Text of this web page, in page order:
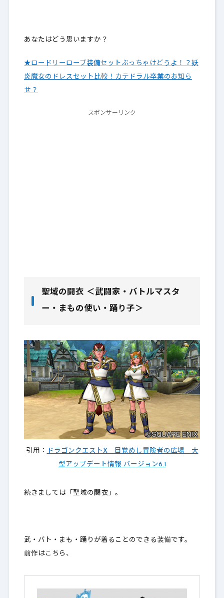
あなたはどう思いますか？
★ロードリーローブ装備セットぶっちゃけどうよ！？妖
炎魔女のドレスセット比較！カテドラル卒業のお知ら
せ？
スポンサーリンク
聖域の闘衣 ＜武闘家・バトルマスタ
ー・まもの使い・踊り子＞
引用： ドラゴンクエストX 目覚めし冒険者の広場 大
型アップデート情報 バージョン6.1
続きましては「聖域の闘衣」。
武・バト・まも・踊りが着ることのできる装備です。
前作はこちら、